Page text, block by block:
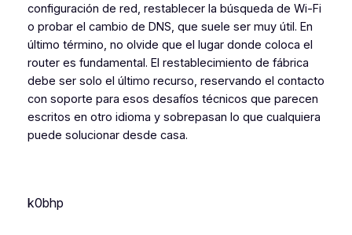
configuración de red, restablecer la búsqueda de Wi-Fi
o probar el cambio de DNS, que suele ser muy útil. En
último término, no olvide que el lugar donde coloca el
router es fundamental. El restablecimiento de fábrica
debe ser solo el último recurso, reservando el contacto
con soporte para esos desafíos técnicos que parecen
escritos en otro idioma y sobrepasan lo que cualquiera
puede solucionar desde casa.
k0bhp